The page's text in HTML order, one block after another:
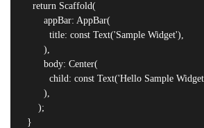
    return Scaffold(
        appBar: AppBar(
          title: const Text('Sample Widget'),
        ),
        body: Center(
child: const Text('Hello Sample
        ),
      );
  }